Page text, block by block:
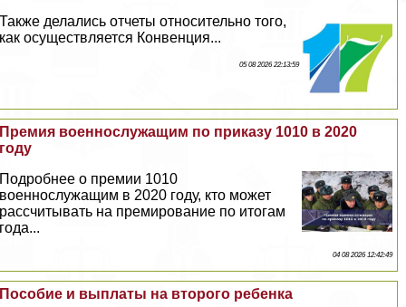
Также делались отчеты относительно того,
как осуществляется Конвенция...
05 08 2026 22:13:59
Премия военнослужащим по приказу 1010 в 2020
году
Подробнее о премии 1010
военнослужащим в 2020 году, кто может
рассчитывать на премирование по итогам
года...
04 08 2026 12:42:49
Пособие и выплаты на второго ребенка